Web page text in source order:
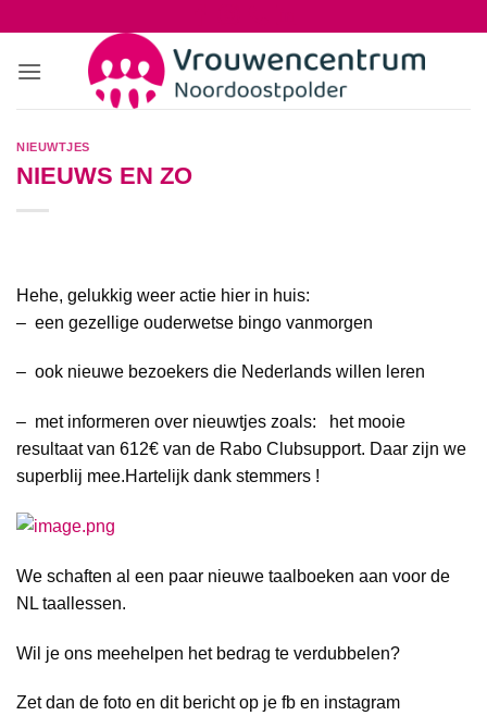
inhoud
NIEUWTJES
NIEUWS EN ZO
Hehe, gelukkig weer actie hier in huis:
– een gezellige ouderwetse bingo vanmorgen
– ook nieuwe bezoekers die Nederlands willen leren
– met informeren over nieuwtjes zoals: het mooie
resultaat van 612€ van de Rabo Clubsupport. Daar zijn we
superblij mee.Hartelijk dank stemmers !
We schaften al een paar nieuwe taalboeken aan voor de
NL taallessen.
Wil je ons meehelpen het bedrag te verdubbelen?
Zet dan de foto en dit bericht op je fb en instagram